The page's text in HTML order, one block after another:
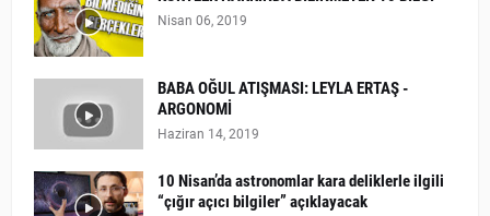
Nisan 06, 2019
BABA OĞUL ATIŞMASI: LEYLA ERTAŞ -
ARGONOMİ
Haziran 14, 2019
10 Nisan’da astronomlar kara deliklerle ilgili
“çığır açıcı bilgiler” açıklayacak